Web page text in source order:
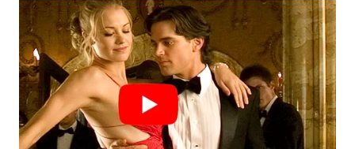
WAHANA
SELEB
WAHANA
PERSONA
WAHANA
OTOMOTIF